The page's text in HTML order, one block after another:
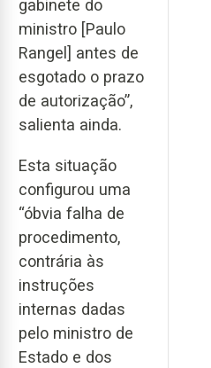
gabinete do
ministro [Paulo
Rangel] antes de
esgotado o prazo
de autorização”,
salienta ainda.
Esta situação
configurou uma
“óbvia falha de
procedimento,
contrária às
instruções
internas dadas
pelo ministro de
Estado e dos